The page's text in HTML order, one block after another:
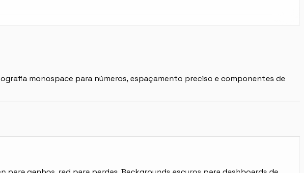
monospace para números, espaçamento preciso e componentes de